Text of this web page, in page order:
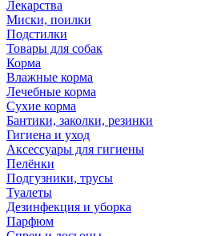
Лекарства
Миски, поилки
Подстилки
Товары для собак
Корма
Влажные корма
Лечебные корма
Сухие корма
Бантики, заколки, резинки
Гигиена и уход
Аксессуары для гигиены
Пелёнки
Подгузники, трусы
Туалеты
Дезинфекция и уборка
Парфюм